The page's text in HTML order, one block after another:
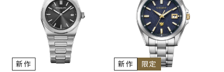
新作 新作 限定